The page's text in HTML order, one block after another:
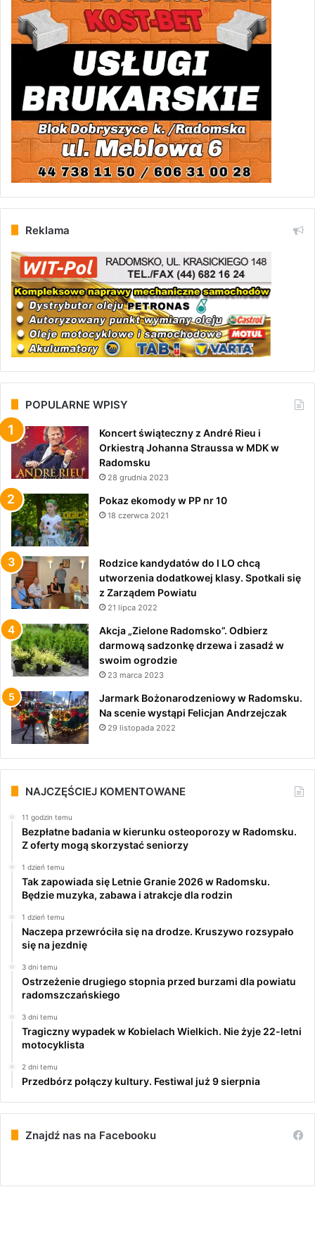
Reklama
POPULARNE WPISY
Koncert świąteczny z André Rieu i
Orkiestrą Johanna Straussa w MDK w
Radomsku
28 grudnia 2023
Pokaz ekomody w PP nr 10
18 czerwca 2021
Rodzice kandydatów do I LO chcą
utworzenia dodatkowej klasy. Spotkali się
z Zarządem Powiatu
21 lipca 2022
Akcja „Zielone Radomsko”. Odbierz
darmową sadzonkę drzewa i zasadź w
swoim ogrodzie
23 marca 2023
Jarmark Bożonarodzeniowy w Radomsku.
Na scenie wystąpi Felicjan Andrzejczak
29 listopada 2022
NAJCZĘŚCIEJ KOMENTOWANE
11 godzin temu
Bezpłatne badania w kierunku osteoporozy w Radomsku.
Z oferty mogą skorzystać seniorzy
1 dzień temu
Tak zapowiada się Letnie Granie 2026 w Radomsku.
Będzie muzyka, zabawa i atrakcje dla rodzin
1 dzień temu
Naczepa przewróciła się na drodze. Kruszywo rozsypało
się na jezdnię
3 dni temu
Ostrzeżenie drugiego stopnia przed burzami dla powiatu
radomszczańskiego
3 dni temu
Tragiczny wypadek w Kobielach Wielkich. Nie żyje 22-letni
motocyklista
2 dni temu
Przedbórz połączy kultury. Festiwal już 9 sierpnia
Znajdź nas na Facebooku